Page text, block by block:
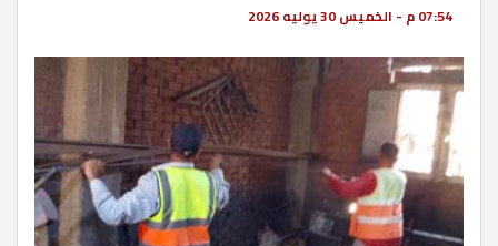
07:54 م - الخميس 30 يوليه 2026